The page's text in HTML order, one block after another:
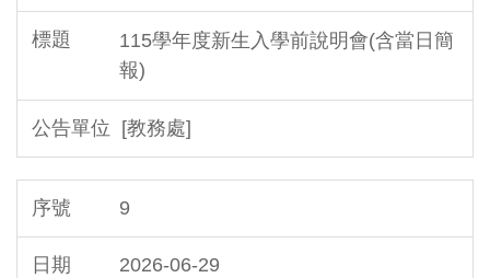
115學年度新生入學前說明會(含當日簡
報)
[教務處]
9
2026-06-29